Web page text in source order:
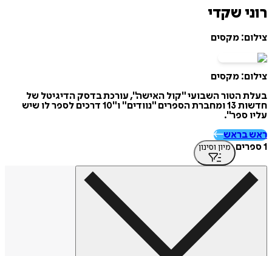
רוני שקדי
צילום: מקסים
צילום: מקסים
בעלת הטור השבועי "קול האישה", עורכת בדסק הדיגיטל של
חדשות 13 ומחברת הספרים "נוודים" ו"10 דרכים לספר לו שיש
עליו ספר".
ראש בראש
1 ספרים
מיון וסינון